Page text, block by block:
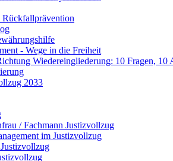
- Wege in die Freiheit
Wiedereingliederung: 10 Fragen, 10
2033
/ Fachmann Justizvollzug
im Justizvollzug